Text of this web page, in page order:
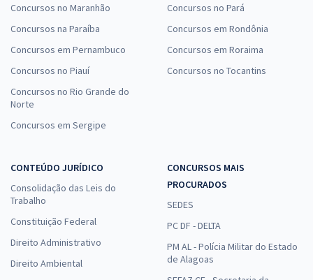
Concursos no Maranhão
Concursos na Paraíba
Concursos em Pernambuco
Concursos no Piauí
Concursos no Rio Grande do
Norte
Concursos em Sergipe
Concursos no Pará
Concursos em Rondônia
Concursos em Roraima
Concursos no Tocantins
CONTEÚDO JURÍDICO
Consolidação das Leis do
Trabalho
Constituição Federal
Direito Administrativo
Direito Ambiental
CONCURSOS MAIS
PROCURADOS
SEDES
PC DF - DELTA
PM AL - Polícia Militar do Estado
de Alagoas